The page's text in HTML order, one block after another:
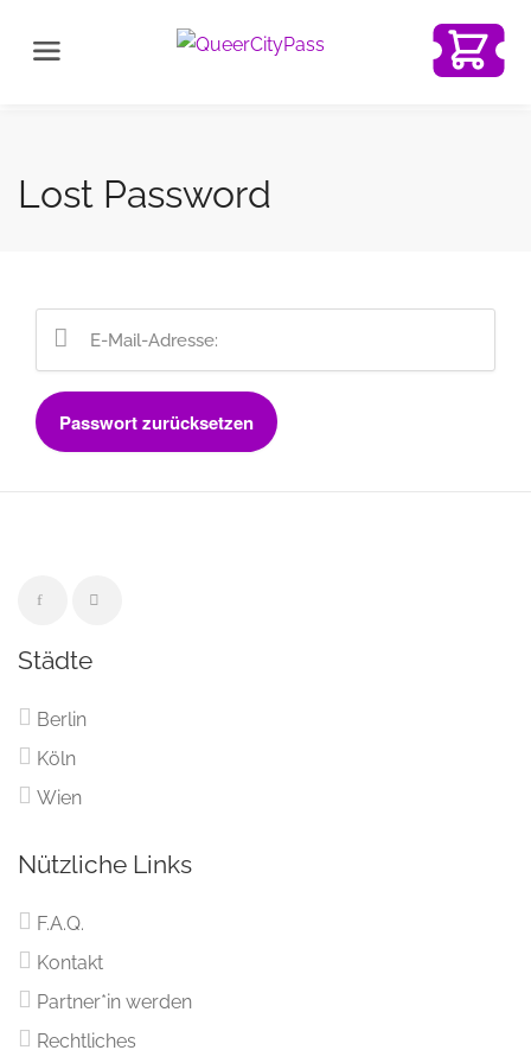
Lost Password
Städte
Berlin
Köln
Wien
Nützliche Links
F.A.Q.
Kontakt
Partner*in werden
Rechtliches